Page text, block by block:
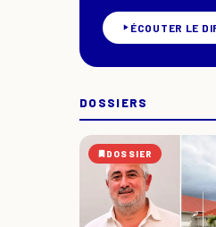
ÉCOUTER LE
DOSSIERS
DOSSIER